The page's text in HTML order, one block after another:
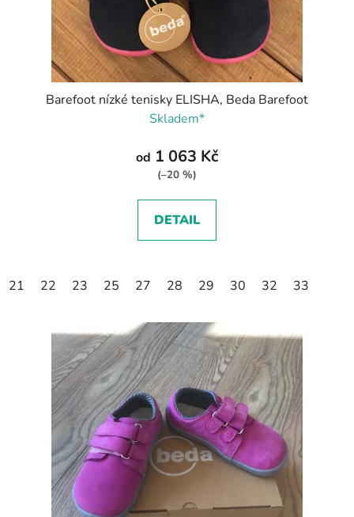
Barefoot nízké tenisky ELISHA, Beda Barefoot
Skladem*
od 1 063 Kč
(–20 %)
DETAIL
21 22 23 25 27 28 29 30 32 33